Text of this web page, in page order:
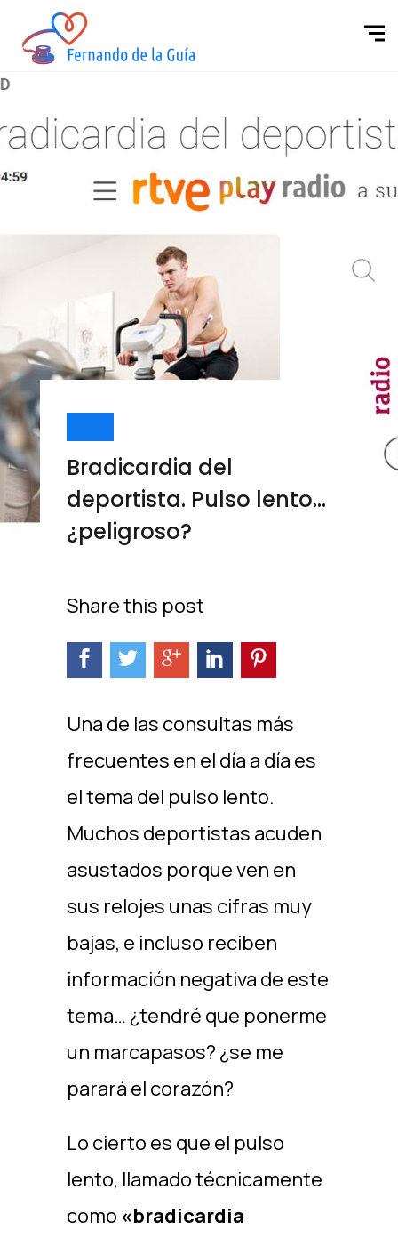
Bradicardia del
deportista. Pulso lento…
¿peligroso?
Share this post
Una de las consultas más
frecuentes en el día a día es
el tema del pulso lento.
Muchos deportistas acuden
asustados porque ven en
sus relojes unas cifras muy
bajas, e incluso reciben
información negativa de este
tema… ¿tendré que ponerme
un marcapasos? ¿se me
parará el corazón?
Lo cierto es que el pulso
lento, llamado técnicamente
como «bradicardia